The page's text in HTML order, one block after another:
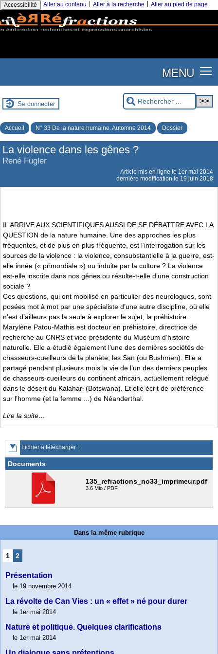
Accessibilité Aller au contenu Aller à la recherche Aller au pied de page
MENU
Se connecter
Accueil N° 33 De la nature humaine. Automne 2014 Dossier
La violence dans les gênes ?
René Fugler
Article mis en ligne le 1er mai 2014
dernière modification le 19 juin 2018
IL ARRIVE AUX SCIENTIFIQUES AUSSI DE SE DÉBATTRE AVEC LA
QUESTION de la nature humaine. Une des approches les plus
fréquentes, et de plus en plus fréquente, est l’interrogation sur les
sources de la violence : la violence, consubstantielle à la guerre, est-
elle innée (« primordiale ») ou induite par la culture ? La violence
est-elle inscrite dans nos gênes ou résulte-t-elle d’une construction
sociale ?
Ces questions, qui ont mobilisé en particulier des neurologues, sont
posées mot à mot par une spécialiste d’une autre discipline, où elle
n’est d’ailleurs pas la seule à explorer le sujet, la préhistoire.
Marylène Patou-Mathis est docteur en préhistoire, directrice de
recherche au CNRS et vice-présidente du Muséum d’histoire
naturelle. Elle a étudié également l’une des dernières sociétés de
chasseurs-cueilleurs de la planète, les San (ou Bushmen). Elle a
partagé pendant plusieurs mois la vie de l’un des derniers peuples
de chasseurs-cueilleurs du continent africain, actuellement relégué
dans le désert du Kalahari (Botswana). Et elle écrit de préférence
sur l’homme (et la femme ...) de Néanderthal.
Lire la suite…
Fichier à télécharger :
Documents
135_refractions_no33_imprimeur.pdf
3.6 Mio / PDF
Dans la même rubrique
1 2
Présentation
le 19 novembre 2014
La révolte de Can Vies : un « effet » né pour durer
le 1er mai 2014
Nature et politique. Quelques clarifications
le 1er mai 2014